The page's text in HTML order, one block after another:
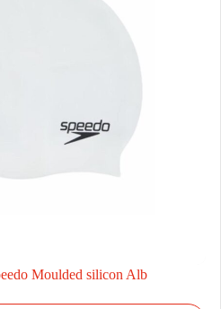
Moulded silicon Alb